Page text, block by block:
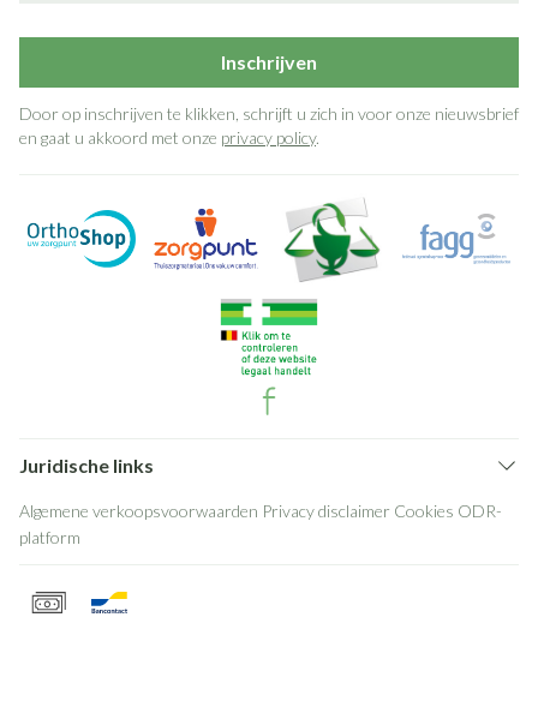
Inschrijven
Door op inschrijven te klikken, schrijft u zich in voor onze nieuwsbrief
en gaat u akkoord met onze privacy policy.
Juridische links
Algemene verkoopsvoorwaarden Privacy disclaimer Cookies ODR-
platform